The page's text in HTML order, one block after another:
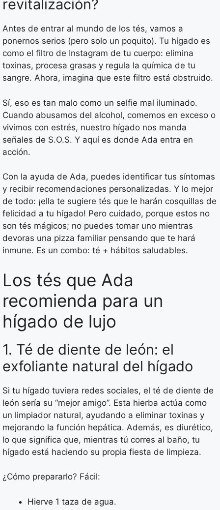
revitalización?
Antes de entrar al mundo de los tés, vamos a
ponernos serios (pero solo un poquito). Tu hígado es
como el filtro de Instagram de tu cuerpo: elimina
toxinas, procesa grasas y regula la química de tu
sangre. Ahora, imagina que este filtro está obstruido.
Sí, eso es tan malo como un selfie mal iluminado.
Cuando abusamos del alcohol, comemos en exceso o
vivimos con estrés, nuestro hígado nos manda
señales de S.O.S. Y aquí es donde Ada entra en
acción.
Con la ayuda de Ada, puedes identificar tus síntomas
y recibir recomendaciones personalizadas. Y lo mejor
de todo: ¡ella te sugiere tés que le harán cosquillas de
felicidad a tu hígado! Pero cuidado, porque estos no
son tés mágicos; no puedes tomar uno mientras
devoras una pizza familiar pensando que te hará
inmune. Es un combo: té + hábitos saludables.
Los tés que Ada
recomienda para un
hígado de lujo
1. Té de diente de león: el
exfoliante natural del hígado
Si tu hígado tuviera redes sociales, el té de diente de
león sería su “mejor amigo”. Esta hierba actúa como
un limpiador natural, ayudando a eliminar toxinas y
mejorando la función hepática. Además, es diurético,
lo que significa que, mientras tú corres al baño, tu
hígado está haciendo su propia fiesta de limpieza.
¿Cómo prepararlo? Fácil:
Hierve 1 taza de agua.